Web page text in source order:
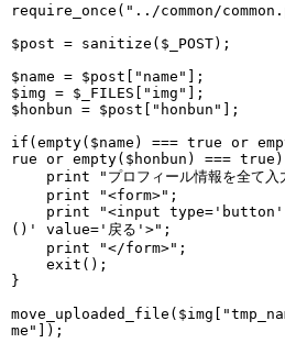
require_once("../common/
$post = sanitize($_POST);
$name = $post["name"];
$img = $_FILES["img"];
$honbun = $post["honbun"];
if(empty($name) === true or
rue or empty($honbun) ===
()' value='戻る'>";
}
me"]);